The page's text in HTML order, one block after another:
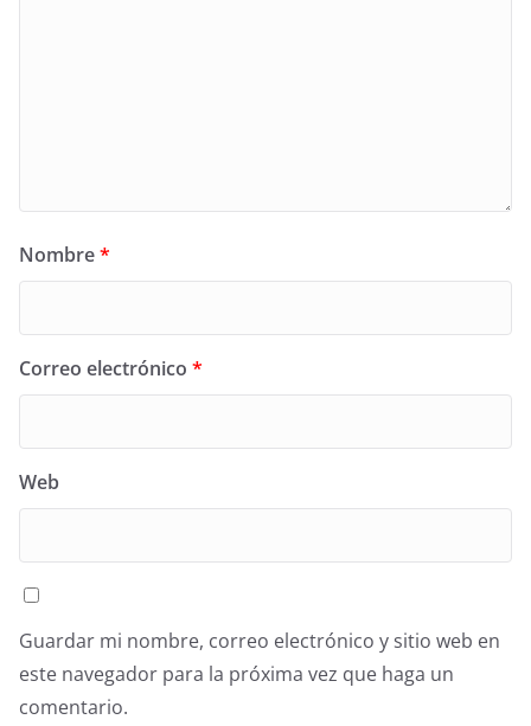
Nombre*
Correo electrónico *
Web
Guardar mi nombre, correo electrónico y sitio web en
este navegador para la próxima vez que haga un
comentario.